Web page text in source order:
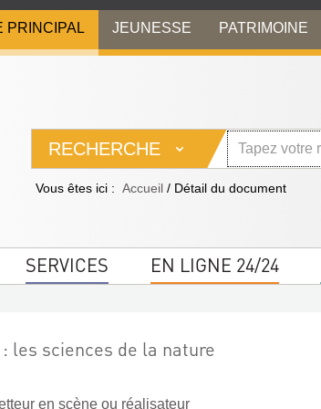
PRINCIPAL JEUNESSE PATRIMOINE
RECHERCHE
Vous êtes ici : Accueil / Détail du document
SERVICES EN LIGNE 24/24
les sciences de la nature
en scène ou réalisateur